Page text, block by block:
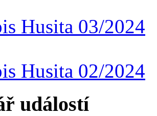
Husita 03/2024
Husita 02/2024
událostí